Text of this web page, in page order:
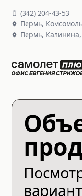
(342) 204-43-53
Пермь,
Пермь,